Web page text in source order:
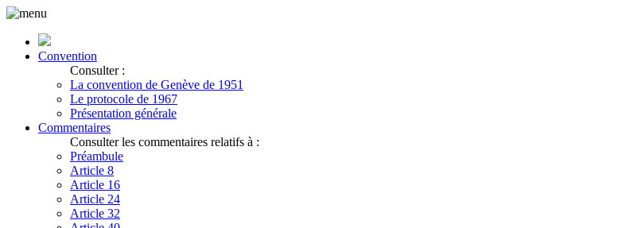
Convention
Consulter :
La convention de Genève de 1951
Le protocole de 1967
Présentation générale
Commentaires
Consulter les commentaires relatifs à :
Préambule
Article 8
Article 16
Article 24
Article 32